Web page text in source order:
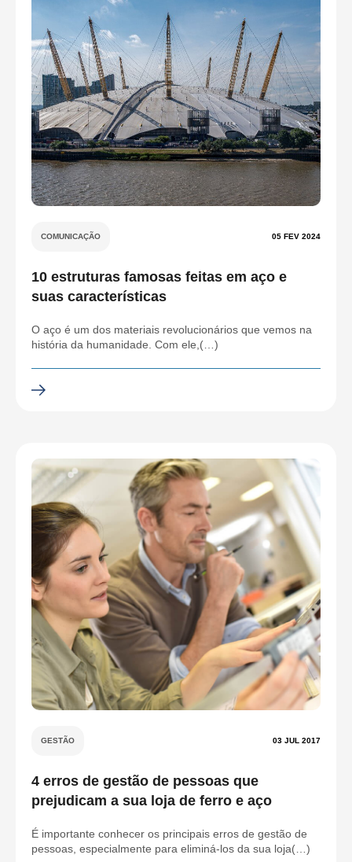
COMUNICAÇÃO 05 FEV 2024
10 estruturas famosas feitas em aço e
suas características
O aço é um dos materiais revolucionários que vemos na
história da humanidade. Com ele,(…)
GESTÃO 03 JUL 2017
4 erros de gestão de pessoas que
prejudicam a sua loja de ferro e aço
É importante conhecer os principais erros de gestão de
pessoas, especialmente para eliminá-los da sua loja(…)